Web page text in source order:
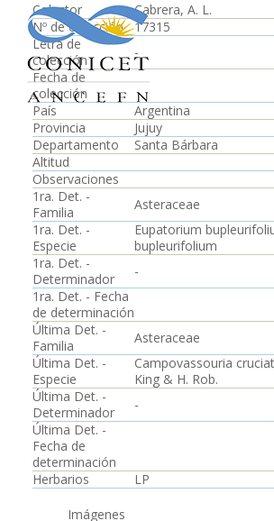
Colector
Cabrera, A. L.
Nº de colección
17315
Letra de
colección
-
Fecha de
colección
País
Argentina
Provincia
Jujuy
Departamento
Santa Bárbara
Altitud
Observaciones
1ra. Det. -
Familia
Asteraceae
1ra. Det. -
Especie
Eupatorium
bupleurifolium
1ra. Det. -
Determinador
-
1ra. Det. - Fecha
de determinación
Última Det. -
Familia
Asteraceae
Última Det. -
Especie
Campovassouria
King & H. Rob.
Última Det. -
Determinador
-
Última Det. -
Fecha de
determinación
Herbarios
LP
Imágenes